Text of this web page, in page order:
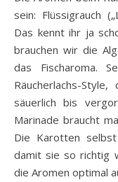
sein: Flüssigrauch
Das kennt ihr ja
brauchen wir die
das Fischaroma.
Räucherlachs-
säuerlich bis
Marinade braucht
Die Karotten
damit sie so richtig
die Aromen optimal